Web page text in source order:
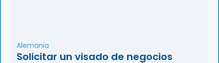
Alemania
Solicitar un visado de negocios